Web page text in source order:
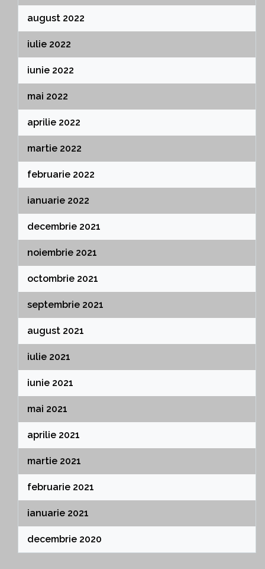
august 2022
iulie 2022
iunie 2022
mai 2022
aprilie 2022
martie 2022
februarie 2022
ianuarie 2022
decembrie 2021
noiembrie 2021
octombrie 2021
septembrie 2021
august 2021
iulie 2021
iunie 2021
mai 2021
aprilie 2021
martie 2021
februarie 2021
ianuarie 2021
decembrie 2020